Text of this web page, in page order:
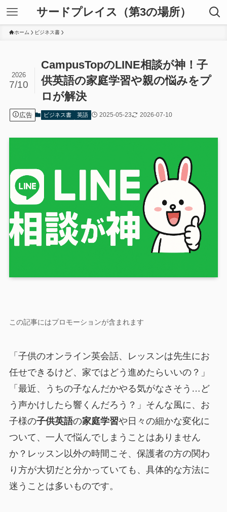
サードプレイス（第3の場所）
ホーム ビジネス書
CampusTopのLINE相談が神！子
供英語の家庭学習や親の悩みをプ
ロが解決
2026
7/10
広告 ビジネス書 英語 2025-05-23 2026-07-10
この記事にはプロモーションが含まれます
「子供のオンライン英会話、レッスンは先生にお
任せできるけど、家ではどう進めたらいいの？」
「最近、うちの子なんだかやる気がなさそう…ど
う声かけしたら響くんだろう？」そんな風に、お
子様の子供英語の家庭学習や日々の細かな変化に
ついて、一人で悩んでしまうことはありません
か？レッスン以外の時間こそ、保護者の方の関わ
り方が大切だと分かっていても、具体的な方法に
迷うことは多いものです。